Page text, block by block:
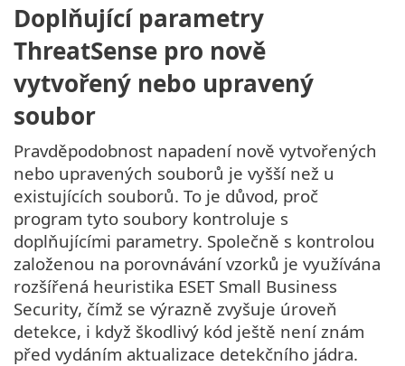
Doplňující parametry
ThreatSense pro nově
vytvořený nebo upravený
soubor
Pravděpodobnost napadení nově vytvořených
nebo upravených souborů je vyšší než u
existujících souborů. To je důvod, proč
program tyto soubory kontroluje s
doplňujícími parametry. Společně s kontrolou
založenou na porovnávání vzorků je využívána
rozšířená heuristika ESET Small Business
Security, čímž se výrazně zvyšuje úroveň
detekce, i když škodlivý kód ještě není znám
před vydáním aktualizace detekčního jádra.